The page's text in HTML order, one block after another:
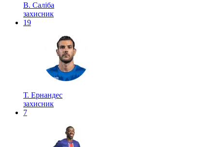
В. Саліба
захисник
19
Т. Ернандес
захисник
7